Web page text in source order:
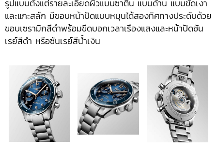
รูปแบบตั้งแต่รายละเอียดผิวแบบซาติน แบบด้าน แบบขัดเงา
และแกะสลัก มีขอบหน้าปัดแบบหมุนได้สองทิศทางประดับด้วย
ขอบเซรามิกสีดำพร้อมขีดบอกเวลาเรืองแสงและหน้าปัดซัน
เรย์สีดำ หรือซันเรย์สีน้ำเงิน